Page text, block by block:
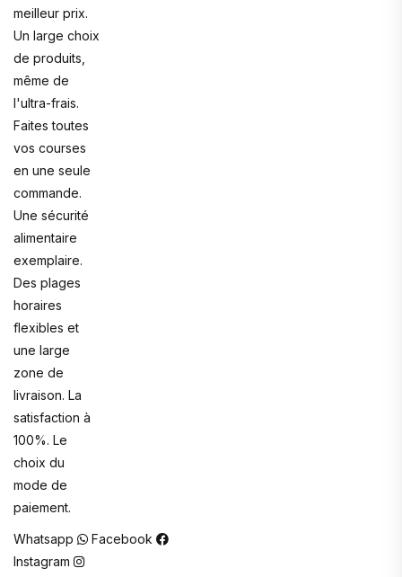
meilleur prix.
Un large choix
de produits,
même de
l'ultra-frais.
Faites toutes
vos courses
en une seule
commande.
Une sécurité
alimentaire
exemplaire.
Des plages
horaires
flexibles et
une large
zone de
livraison. La
satisfaction à
100%. Le
choix du
mode de
paiement.
Whatsapp
Facebook
Instagram